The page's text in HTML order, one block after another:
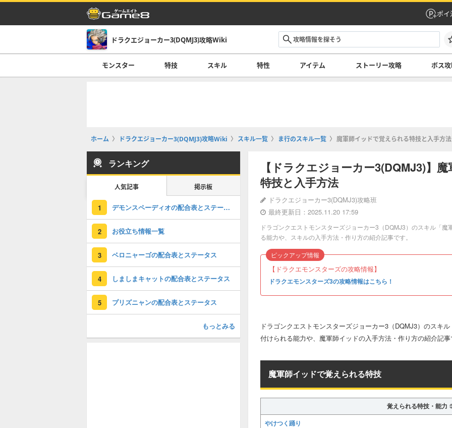
ポイ
ドラクエジョーカー3(DQMJ3)攻略Wiki
モンスター 特技 スキル 特性 アイテム ストーリー攻略 ボス
ホーム ドラクエジョーカー3(DQMJ3)攻略Wiki スキル一覧 ま行のスキル一覧 魔軍師イッドで覚えられる特技と入手方法
【ドラクエジョーカー3(DQMJ3)】
特技と入手方法
ドラクエジョーカー3(DQMJ3)攻略班
最終更新日：2025.11.20 17:59
ドラゴンクエストモンスターズジョーカー3（DQMJ3）のスキル「
る能力や、スキルの入手方法・作り方の紹介記事です。
【ドラクエモンスターズの攻略情報】
ドラクエモンスターズ3の攻略情報はこちら！
ピックアップ情報
ドラゴンクエストモンスターズジョーカー3（DQMJ3）のスキ
付けられる能力や、魔軍師イッドの入手方法・作り方の紹介記
魔軍師イッドで覚えられる特技
覚えられる特技・能力
やけつく踊り
ランキング
人気記事 掲示板
1 デモンスペーディオの配合表とステータス
2 お役立ち情報一覧
3 ベロニャーゴの配合表とステータス
4 しましまキャットの配合表とステータス
5 プリズニャンの配合表とステータス
もっとみる